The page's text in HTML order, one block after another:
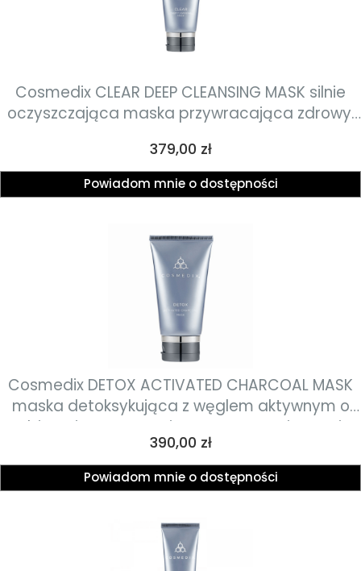
Cosmedix CLEAR DEEP CLEANSING MASK silnie
oczyszczająca maska przywracająca zdrowy,
Cena
379,00 zł
Powiadom mnie o dostępności
Cosmedix DETOX ACTIVATED CHARCOAL MASK
maska detoksykująca z węglem aktywnym o
działaniu oczyszczającym, złuszczającym i
przeciwzapalnym 74g
Cena
390,00 zł
Powiadom mnie o dostępności